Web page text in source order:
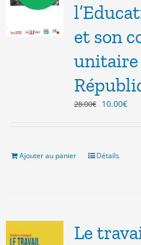
et son
unitaire
28.00€ Le
28.00€.
10.00€Le
Ajouter au panier Détails
Le